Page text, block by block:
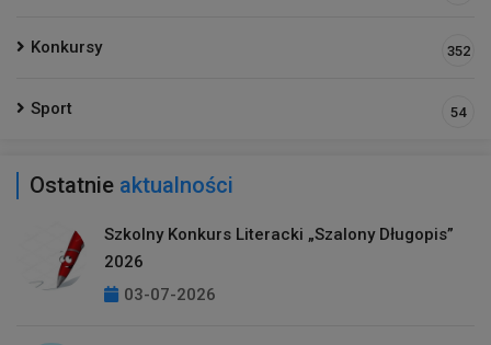
Konkursy 352
Sport 54
Ostatnie aktualności
Szkolny Konkurs Literacki „Szalony Długopis”
2026
03-07-2026